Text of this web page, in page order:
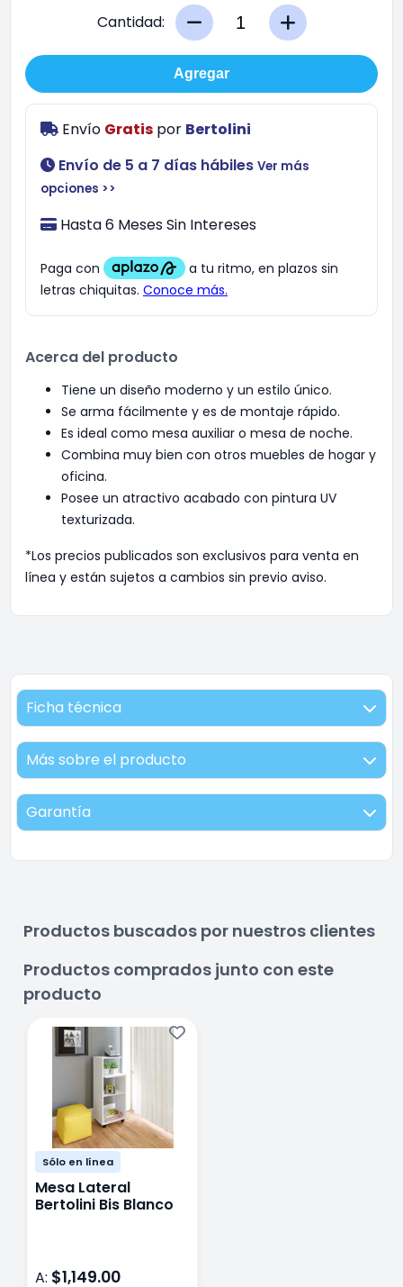
Cantidad:
Agregar
Envío Gratis por Bertolini
Envío de 5 a 7 días hábiles Ver más
opciones >>
Hasta 6 Meses Sin Intereses
Acerca del producto
Tiene un diseño moderno y un estilo único.
Se arma fácilmente y es de montaje rápido.
Es ideal como mesa auxiliar o mesa de noche.
Combina muy bien con otros muebles de hogar y
oficina.
Posee un atractivo acabado con pintura UV
texturizada.
*Los precios publicados son exclusivos para venta en
línea y están sujetos a cambios sin previo aviso.
Ficha técnica
Más sobre el producto
Garantía
Productos buscados por nuestros clientes
Productos comprados junto con este
producto
Sólo en línea
Mesa Lateral
Bertolini Bis Blanco
A: $1,149.00